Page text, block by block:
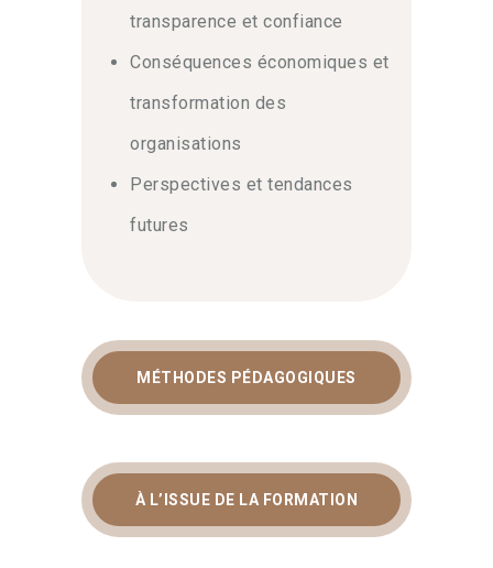
transparence et confiance
Conséquences économiques et
transformation des
organisations
Perspectives et tendances
futures
MÉTHODES PÉDAGOGIQUES
À L’ISSUE DE LA FORMATION